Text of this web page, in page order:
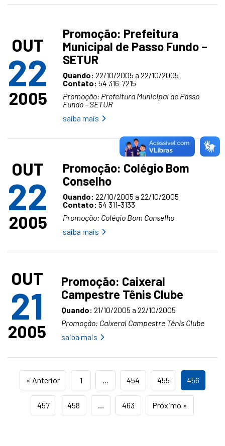
OUT
22
2005
Promoção: Prefeitura
Municipal de Passo Fundo –
SETUR
Quando: 22/10/2005 a 22/10/2005
Contato: 54 316-7215
Promoção: Prefeitura Municipal de Passo
Fundo - SETUR
saiba mais
OUT
22
2005
Promoção: Colégio Bom
Conselho
Quando: 22/10/2005 a 22/10/2005
Contato: 54 311-3133
Promoção: Colégio Bom Conselho
saiba mais
OUT
21
2005
Promoção: Caixeral
Campestre Tênis Clube
Quando: 21/10/2005 a 22/10/2005
Promoção: Caixeral Campestre Tênis Clube
saiba mais
« Anterior 1 … 454 455 456
457 458 … 463 Próximo »